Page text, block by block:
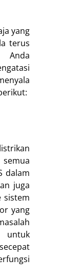
yang
terus
Anda
dalam
juga
sistem
yang